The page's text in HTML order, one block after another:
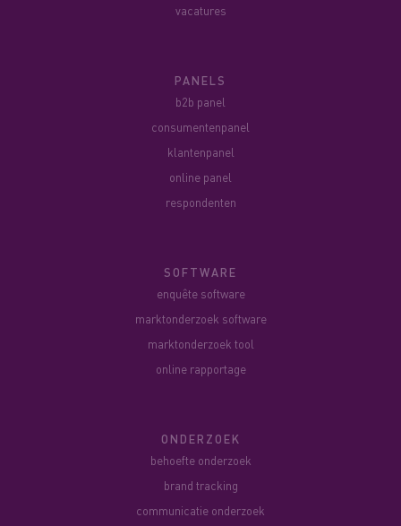
vacatures
PANELS
b2b panel
consumentenpanel
klantenpanel
online panel
respondenten
SOFTWARE
enquête software
marktonderzoek software
marktonderzoek tool
online rapportage
ONDERZOEK
behoefte onderzoek
brand tracking
communicatie onderzoek